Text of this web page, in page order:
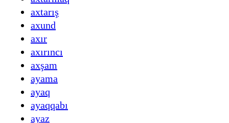
axtarış
axund
axır
axırıncı
axşam
ayama
ayaq
ayaqqabı
ayaz